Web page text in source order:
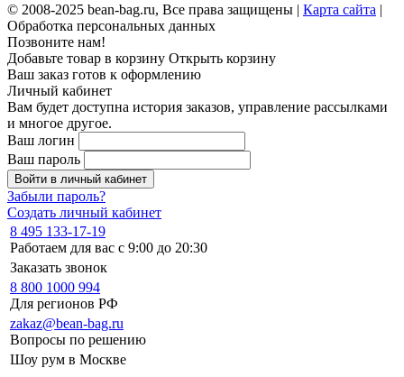
© 2008-2025 bean-bag.ru, Все права защищены | Карта сайта |
Обработка персональных данных
Позвоните нам!
Добавьте товар в корзину Открыть корзину
Ваш заказ готов к оформлению
Личный кабинет
Вам будет доступна история заказов, управление рассылками
и многое другое.
Ваш логин
Ваш пароль
Войти в личный кабинет
Забыли пароль?
Создать личный кабинет
8 495 133-17-19
Работаем для вас с 9:00 до 20:30
Заказать звонок
8 800 1000 994
Для регионов РФ
zakaz@bean-bag.ru
Вопросы по решению
Шоу рум в Москве